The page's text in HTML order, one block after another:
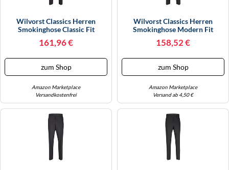
Wilvorst Classics Herren
Smokinghose Classic Fit
161,96 €
zum Shop
Amazon Marketplace
Versandkostenfrei
Wilvorst Classics Herren
Smokinghose Modern Fit
158,52 €
zum Shop
Amazon Marketplace
Versand ab 4,50 €